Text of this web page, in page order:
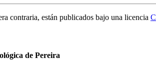
contraria, están publicados bajo una licencia
de Pereira